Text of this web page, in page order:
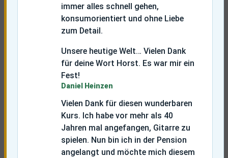
immer alles schnell gehen,
konsumorientiert und ohne Liebe
zum Detail.
Unsere heutige Welt… Vielen Dank
für deine Wort Horst. Es war mir ein
Fest!
Daniel Heinzen
Vielen Dank für diesen wunderbaren
Kurs. Ich habe vor mehr als 40
Jahren mal angefangen, Gitarre zu
spielen. Nun bin ich in der Pension
angelangt und möchte mich diesem